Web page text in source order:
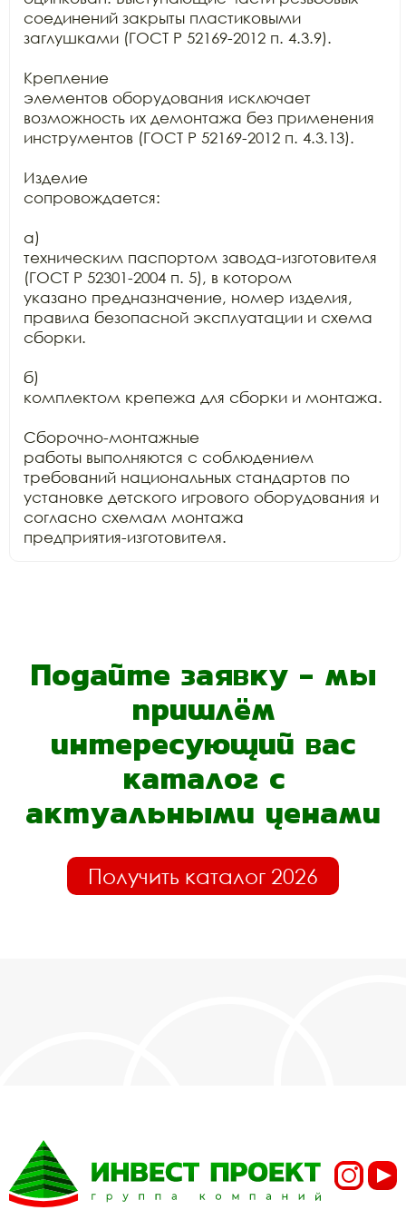
соединений закрыты пластиковыми
заглушками (ГОСТ Р 52169-2012 п. 4.3.9).
Крепление
элементов оборудования исключает
возможность их демонтажа без применения
инструментов (ГОСТ Р 52169-2012 п. 4.3.13).
Изделие
сопровождается:
а)
техническим паспортом завода-изготовителя
(ГОСТ Р 52301-2004 п. 5), в котором
указано предназначение, номер изделия,
правила безопасной эксплуатации и схема
сборки.
б)
комплектом крепежа для сборки и монтажа.
Сборочно-монтажные
работы выполняются с соблюдением
требований национальных стандартов по
установке детского игрового оборудования и
согласно схемам монтажа
предприятия-изготовителя.
Подайте заявку - мы
пришлём
интересующий вас
каталог с
актуальными ценами
Получить каталог 2026